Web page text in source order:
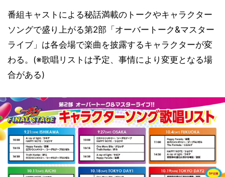
番組キャストによる秘話満載のトークやキャラクター
ソングで盛り上がる第2部「オーバートーク&マスター
ライブ」は各会場で楽曲を披露するキャラクターが変
わる。(※歌唱リストは予定、事情により変更となる場
合がある)